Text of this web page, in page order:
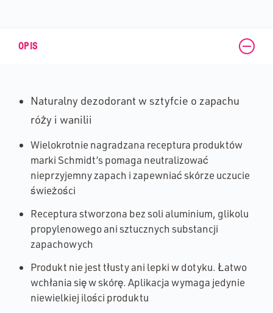
OPIS
Naturalny dezodorant w sztyfcie o zapachu
róży i wanilii
Wielokrotnie nagradzana receptura produktów
marki Schmidt’s pomaga neutralizować
nieprzyjemny zapach i zapewniać skórze uczucie
świeżości
Receptura stworzona bez soli aluminium, glikolu
propylenowego ani sztucznych substancji
zapachowych
Produkt nie jest tłusty ani lepki w dotyku. Łatwo
wchłania się w skórę. Aplikacja wymaga jedynie
niewielkiej ilości produktu